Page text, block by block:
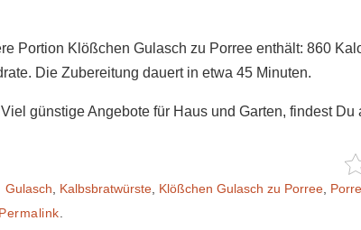
Portion Klößchen Gulasch zu Porree enthält: 860
Die Zubereitung dauert in etwa 45 Minuten.
Viel günstige Angebote für Haus und Garten, findest Du
Gulasch Kalbsbratwürste Klößchen Gulasch zu Porree
Permalink